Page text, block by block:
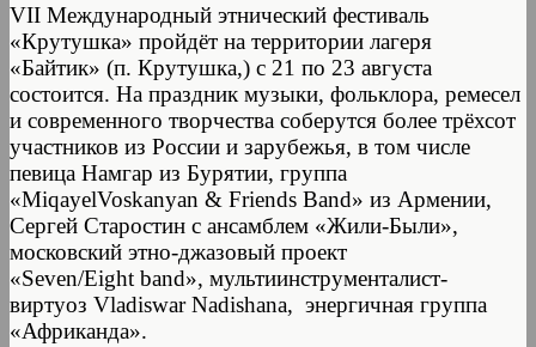
VII Международный этнический фестиваль
«Крутушка» пройдёт на территории лагеря
«Байтик» (п. Крутушка,) с 21 по 23 августа
состоится. На праздник музыки, фольклора, ремесел
и современного творчества соберутся более трёхсот
участников из России и зарубежья, в том числе
певица Намгар из Бурятии, группа
«MiqayelVoskanyan & Friends Band» из Армении,
Сергей Старостин с ансамблем «Жили-Были»,
московский этно-джазовый проект
«Seven/Eight band», мультиинструменталист-
виртуоз Vladiswar Nadishana, энергичная группа
«Африканда».